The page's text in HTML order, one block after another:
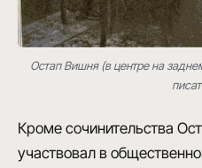
Остап Вишня (в центре на
Кроме сочинительства
участвовал в